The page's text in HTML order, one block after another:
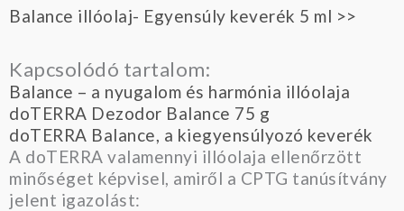
Balance illóolaj- Egyensúly keverék 5 ml >>
Kapcsolódó tartalom:
Balance – a nyugalom és harmónia illóolaja
doTERRA Dezodor Balance 75 g
doTERRA Balance, a kiegyensúlyozó keverék
A doTERRA valamennyi illóolaja ellenőrzött
minőséget képvisel, amiről a CPTG tanúsítvány
jelent igazolást: